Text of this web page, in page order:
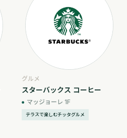
グルメ
スターバックス コーヒー
マッジョーレ 1F
テラスで楽しむチッタグルメ